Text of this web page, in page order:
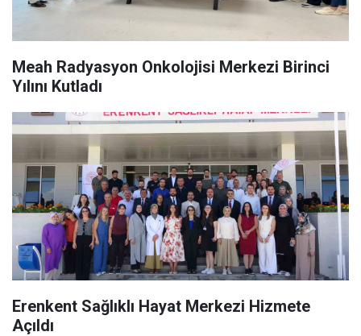
Meah Radyasyon Onkolojisi Merkezi Birinci
Yılını Kutladı
Erenkent Sağlıklı Hayat Merkezi Hizmete
Açıldı